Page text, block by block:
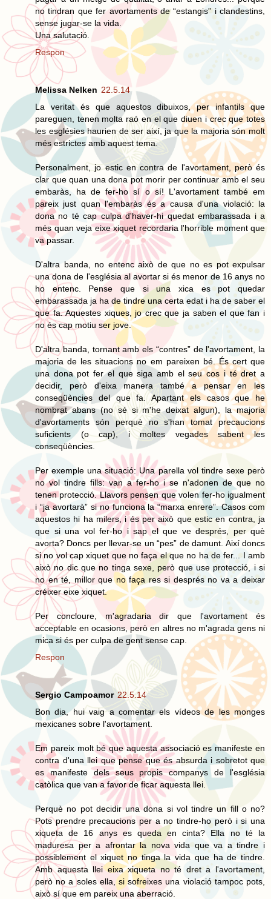
no tindran que fer avortaments de “estangis” i clandestins,
sense jugar-se la vida.
Una salutació.
Respon
Melissa Nelken 22.5.14
La veritat és que aquestos dibuixos, per infantils que
pareguen, tenen molta raó en el que diuen i crec que totes
les esglésies haurien de ser així, ja que la majoria són molt
més estrictes amb aquest tema.
Personalment, jo estic en contra de l'avortament, però és
clar que quan una dona pot morir per continuar amb el seu
embaràs, ha de fer-ho sí o sí! L'avortament també em
pareix just quan l'embaràs és a causa d'una violació: la
dona no té cap culpa d'haver-hi quedat embarassada i a
més quan veja eixe xiquet recordaria l'horrible moment que
va passar.
D'altra banda, no entenc això de que no es pot expulsar
una dona de l'església al avortar si és menor de 16 anys no
ho entenc. Pense que si una xica es pot quedar
embarassada ja ha de tindre una certa edat i ha de saber el
que fa. Aquestes xiques, jo crec que ja saben el que fan i
no és cap motiu ser jove.
D'altra banda, tornant amb els “contres” de l'avortament, la
majoria de les situacions no em pareixen bé. És cert que
una dona pot fer el que siga amb el seu cos i té dret a
decidir, però d'eixa manera també a pensar en les
conseqüències del que fa. Apartant els casos que he
nombrat abans (no sé si m'he deixat algun), la majoria
d'avortaments són perquè no s'han tomat precaucions
suficients (o cap), i moltes vegades sabent les
conseqüències.
Per exemple una situació: Una parella vol tindre sexe però
no vol tindre fills: van a fer-ho i se n'adonen de que no
tenen protecció. Llavors pensen que volen fer-ho igualment
i “ja avortarà” si no funciona la “marxa enrere”. Casos com
aquestos hi ha milers, i és per això que estic en contra, ja
que si una vol fer-ho i sap el que ve després, per què
avorta? Doncs per llevar-se un “pes” de damunt. Així doncs
si no vol cap xiquet que no faça el que no ha de fer... I amb
això no dic que no tinga sexe, però que use protecció, i si
no en té, millor que no faça res si després no va a deixar
créixer eixe xiquet.
Per concloure, m'agradaria dir que l'avortament és
acceptable en ocasions, però en altres no m'agrada gens ni
mica si és per culpa de gent sense cap.
Respon
Sergio Campoamor 22.5.14
Bon dia, hui vaig a comentar els vídeos de les monges
mexicanes sobre l'avortament.
Em pareix molt bé que aquesta associació es manifeste en
contra d'una llei que pense que és absurda i sobretot que
es manifeste dels seus propis companys de l'església
catòlica que van a favor de ficar aquesta llei.
Perquè no pot decidir una dona si vol tindre un fill o no?
Pots prendre precaucions per a no tindre-ho però i si una
xiqueta de 16 anys es queda en cinta? Ella no té la
maduresa per a afrontar la nova vida que va a tindre i
possiblement el xiquet no tinga la vida que ha de tindre.
Amb aquesta llei eixa xiqueta no té dret a l'avortament,
però no a soles ella, si sofreixes una violació tampoc pots,
això sí que em pareix una aberració.